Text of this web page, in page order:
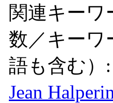
関連キーワ
数／キーワ
語も含む）:
Jean